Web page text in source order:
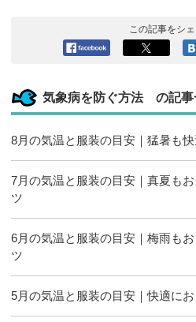
この記事をシ
気象病を防ぐ方法 の記事
8月の気温と服装の目安｜猛暑も
7月の気温と服装の目安｜真夏も
ツ
6月の気温と服装の目安｜梅雨も
ツ
5月の気温と服装の目安｜快適に